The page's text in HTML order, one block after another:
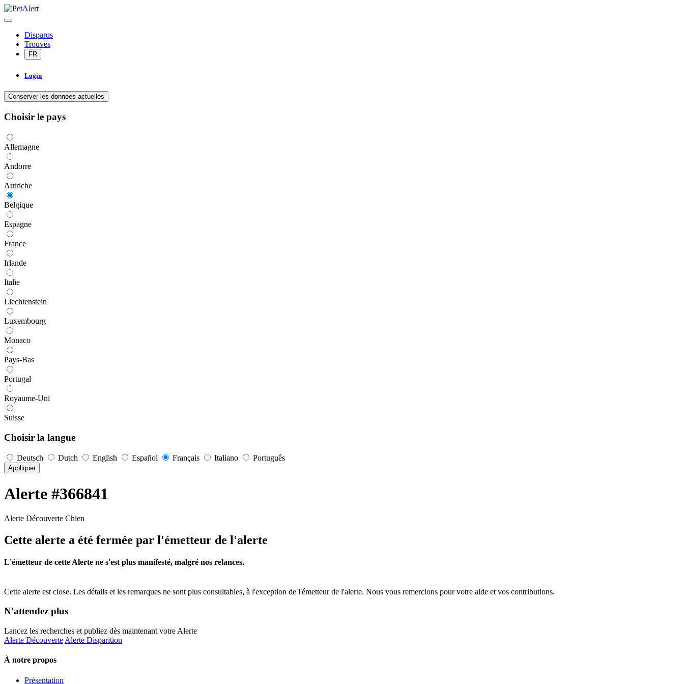
Disparus
Trouvés
FR
Login
Conserver les données actuelles
Choisir le pays
Allemagne
Andorre
Autriche
Belgique
Espagne
France
Irlande
Italie
Liechtenstein
Luxembourg
Monaco
Pays-Bas
Portugal
Royaume-Uni
Suisse
Choisir la langue
Deutsch Dutch English Español Français Italiano Português
Appliquer
Alerte #366841
Alerte Découverte Chien
Cette alerte a été fermée par l'émetteur de l'alerte
L'émetteur de cette Alerte ne s'est plus manifesté, malgré nos relances.
Cette alerte est close. Les détails et les remarques ne sont plus consultables, à l'exception de l'émetteur de l'alerte. Nous vous remercions pour votre aide et vos contributions.
N'attendez plus
Lancez les recherches et publiez dès maintenant votre Alerte
Alerte Découverte Alerte Disparition
À notre propos
Présentation